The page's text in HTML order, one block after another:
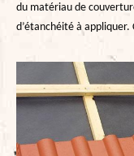
du matériau de
d’étanchéité à